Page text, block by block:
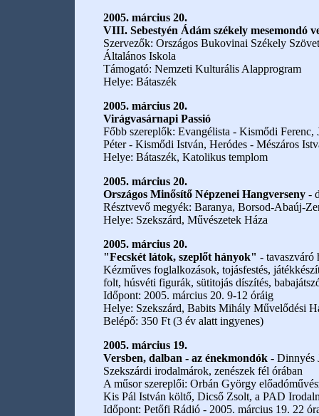
2005. március 20.
VIII. Sebestyén Ádám székely mesemondó
Szervezők: Országos Bukovinai Székely
Általános Iskola
Támogató: Nemzeti Kulturális Alapprogram
Helye: Bátaszék
2005. március 20.
Virágvasárnapi Passió
Főbb szereplők: Evangélista - Kismődi Ferenc,
Péter - Kismődi István, Heródes - Mészáros
Helye: Bátaszék, Katolikus templom
2005. március 20.
Országos Minősítő Népzenei Hangverseny -
Résztvevő megyék: Baranya, Borsod-Abaúj-
Helye: Szekszárd, Művészetek Háza
2005. március 20.
"Fecskét látok, szeplőt hányok" - tavaszváró
Kézműves foglalkozások, tojásfestés,
folt, húsvéti figurák, sütitojás díszítés,
Időpont: 2005. március 20. 9-12 óráig
Helye: Szekszárd, Babits Mihály Művelődési
Belépő: 350 Ft (3 év alatt ingyenes)
2005. március 19.
Versben, dalban - az énekmondók- Dinnyés
Szekszárdi irodalmárok, zenészek fél órában
A műsor szereplői: Orbán György
Kis Pál István költő, Dicső Zsolt, a PAD
Időpont: Petőfi Rádió - 2005. március 19. 22